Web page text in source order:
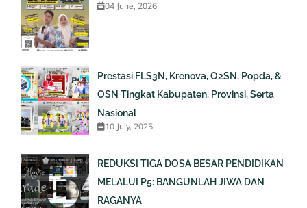
04 June, 2026
Prestasi FLS3N, Krenova, O2SN, Popda, &
OSN Tingkat Kabupaten, Provinsi, Serta
Nasional
10 July, 2025
REDUKSI TIGA DOSA BESAR PENDIDIKAN
MELALUI P5: BANGUNLAH JIWA DAN
RAGANYA